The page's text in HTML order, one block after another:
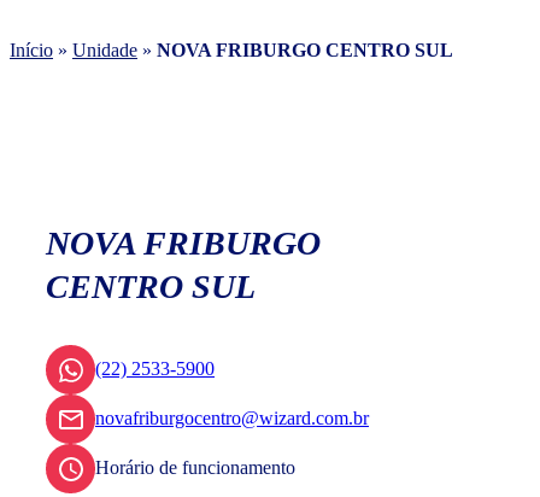
Início » Unidade » NOVA FRIBURGO CENTRO SUL
NOVA FRIBURGO
CENTRO SUL
(22) 2533-5900
novafriburgocentro@wizard.com.br
Horário de funcionamento